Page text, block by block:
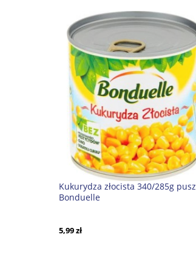
Kukurydza złocista 340/285g pusz
Bonduelle
5,99 zł